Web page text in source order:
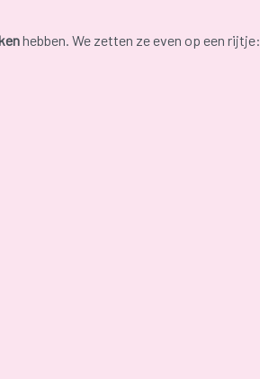
hebben. We zetten ze even op een rijtje: